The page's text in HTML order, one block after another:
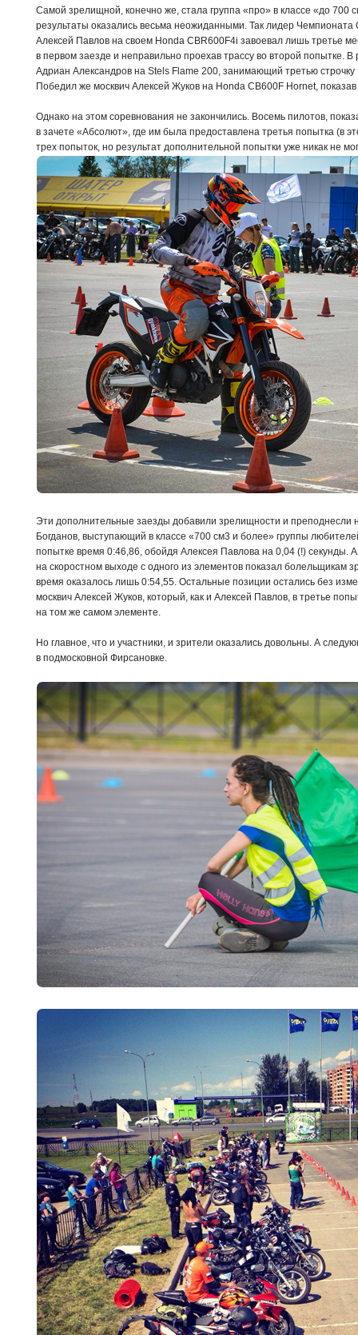
Самой зрелищной, конечно же, стала группа «про» в классе «до 700
результаты оказались весьма неожиданными. Так лидер
Алексей Павлов на своем Honda CBR600F4i завоевал лишь третье
в первом заезде и неправильно проехав трассу во второй попытке.
Адриан Александров на Stels Flame 200, занимающий третью
Победил же москвич Алексей Жуков на Honda CB600F Hornet,
Однако на этом соревнования не закончились. Восемь пилотов,
в зачете «Абсолют», где им была предоставлена третья попытка (в
трех попыток, но результат дополнительной попытки уже никак не
Эти дополнительные заезды добавили зрелищности и преподнесли
Богданов, выступающий в классе «700 см3 и более» группы
попытке время 0:46,86, обойдя Алексея Павлова на 0,04 (!) секунды.
на скоростном выходе с одного из элементов показал болельщикам
время оказалось лишь 0:54,55. Остальные позиции остались без
москвич Алексей Жуков, который, как и Алексей Павлов, в третье
на том же самом элементе.
Но главное, что и участники, и зрители оказались довольны. А
в подмосковной Фирсановке.